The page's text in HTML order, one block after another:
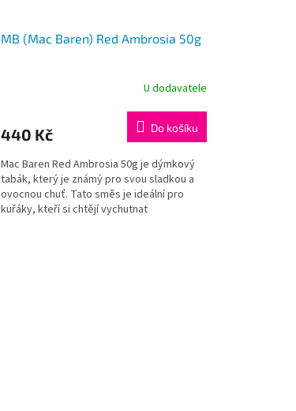
MB (Mac Baren) Red Ambrosia 50g
U dodavatele
440 Kč Do košíku
Mac Baren Red Ambrosia 50g je dýmkový
tabák, který je známý pro svou sladkou a
ovocnou chuť. Tato směs je ideální pro
kuřáky, kteří si chtějí vychutnat